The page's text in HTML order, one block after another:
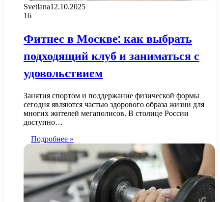
Svetlana12.10.2025
16
Фитнес в Москве: как выбрать
подходящий клуб и заниматься с
удовольствием
Занятия спортом и поддержание физической формы
сегодня являются частью здорового образа жизни для
многих жителей мегаполисов. В столице России
доступно…
Подробнее »